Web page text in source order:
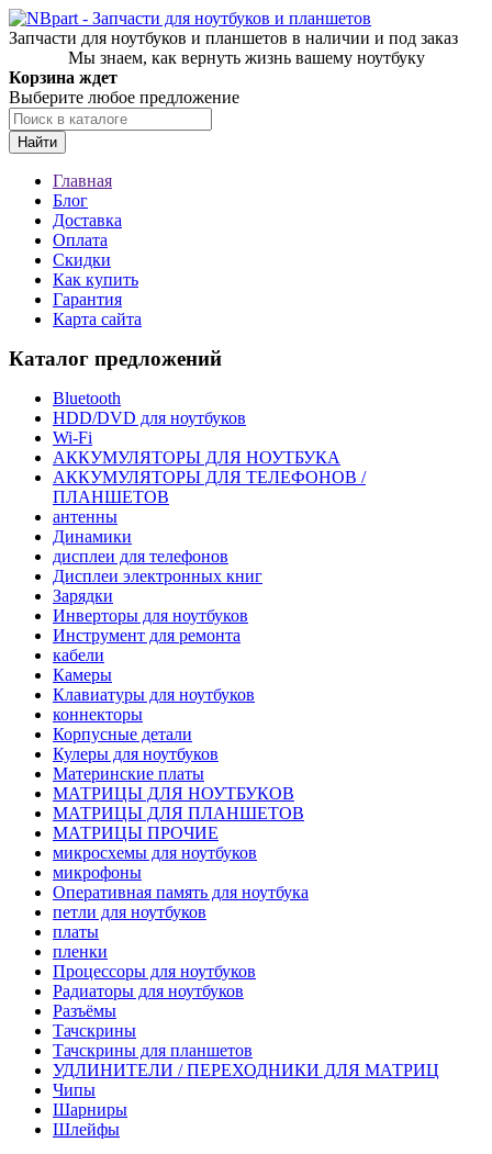
Запчасти для ноутбуков и планшетов в наличии и под заказ
Мы знаем, как вернуть жизнь вашему ноутбуку
Корзина ждет
Выберите любое предложение
Найти
Главная
Блог
Доставка
Оплата
Скидки
Как купить
Гарантия
Карта сайта
Каталог предложений
Bluetooth
HDD/DVD для ноутбуков
Wi-Fi
АККУМУЛЯТОРЫ ДЛЯ НОУТБУКА
АККУМУЛЯТОРЫ ДЛЯ ТЕЛЕФОНОВ /
ПЛАНШЕТОВ
антенны
Динамики
дисплеи для телефонов
Дисплеи электронных книг
Зарядки
Инверторы для ноутбуков
Инструмент для ремонта
кабели
Камеры
Клавиатуры для ноутбуков
коннекторы
Корпусные детали
Кулеры для ноутбуков
Материнские платы
МАТРИЦЫ ДЛЯ НОУТБУКОВ
МАТРИЦЫ ДЛЯ ПЛАНШЕТОВ
МАТРИЦЫ ПРОЧИЕ
микросхемы для ноутбуков
микрофоны
Оперативная память для ноутбука
петли для ноутбуков
платы
пленки
Процессоры для ноутбуков
Радиаторы для ноутбуков
Разъёмы
Тачскрины
Тачскрины для планшетов
УДЛИНИТЕЛИ / ПЕРЕХОДНИКИ ДЛЯ МАТРИЦ
Чипы
Шарниры
Шлейфы